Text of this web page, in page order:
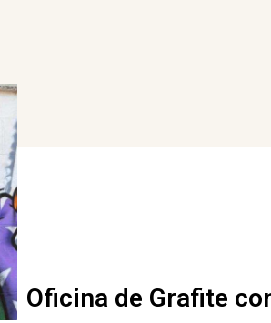
Oficina de Grafite